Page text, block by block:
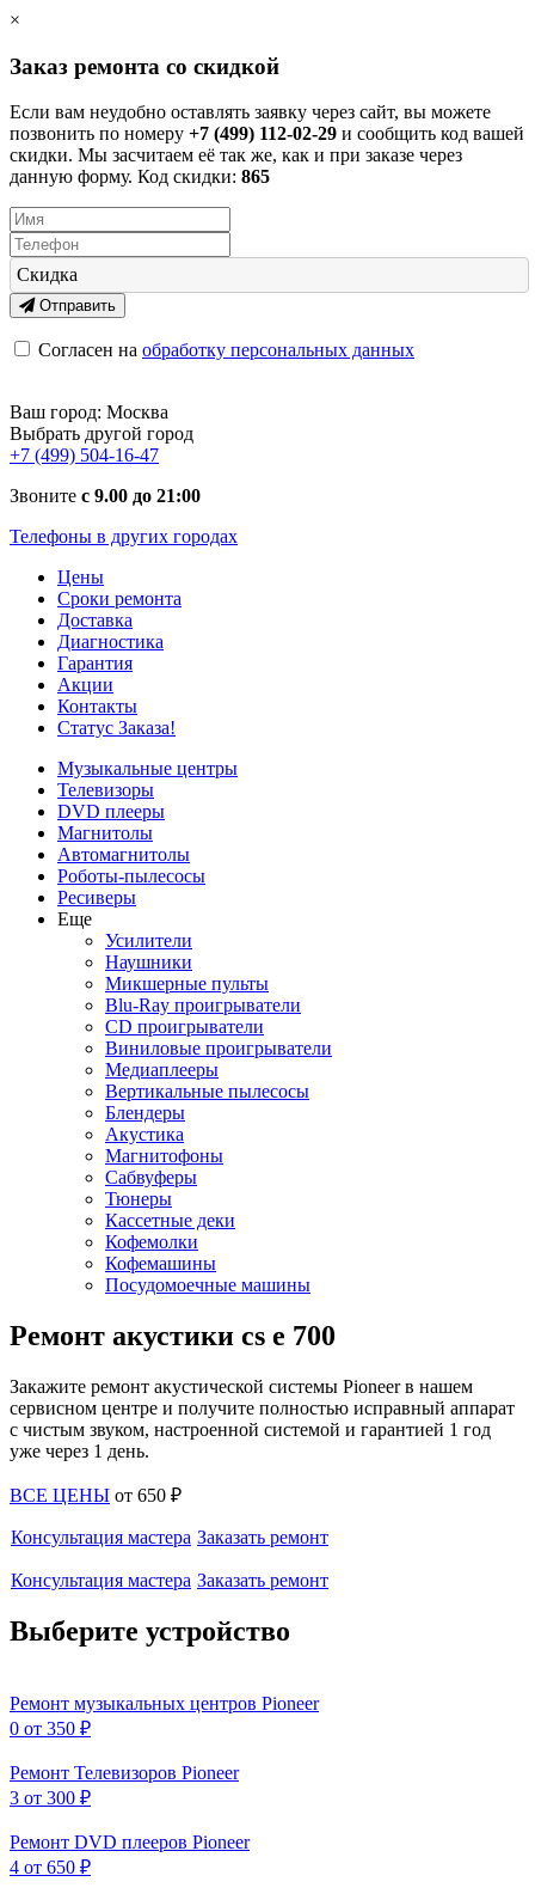
×
Заказ ремонта со скидкой
Если вам неудобно оставлять заявку через сайт, вы можете
позвонить по номеру +7 (499) 112-02-29 и сообщить код вашей
скидки. Мы засчитаем её так же, как и при заказе через
данную форму. Код скидки: 865
Скидка
Отправить
Согласен на обработку персональных данных
Ваш город: Москва
Выбрать другой город
+7 (499) 504-16-47
Звоните с 9.00 до 21:00
Телефоны в других городах
Цены
Сроки ремонта
Доставка
Диагностика
Гарантия
Акции
Контакты
Статус Заказа!
Музыкальные центры
Телевизоры
DVD плееры
Магнитолы
Автомагнитолы
Роботы-пылесосы
Ресиверы
Еще
Усилители
Наушники
Микшерные пульты
Blu-Ray проигрыватели
CD проигрыватели
Виниловые проигрыватели
Медиаплееры
Вертикальные пылесосы
Блендеры
Акустика
Магнитофоны
Сабвуферы
Тюнеры
Кассетные деки
Кофемолки
Кофемашины
Посудомоечные машины
Ремонт акустики cs e 700
Закажите ремонт акустической системы Pioneer в нашем
сервисном центре и получите полностью исправный аппарат
с чистым звуком, настроенной системой и гарантией 1 год
уже через 1 день.
ВСЕ ЦЕНЫ от 650 ₽
Консультация мастера Заказать ремонт
Консультация мастера Заказать ремонт
Выберите устройство
Ремонт музыкальных центров Pioneer
0 от 350 ₽
Ремонт Телевизоров Pioneer
3 от 300 ₽
Ремонт DVD плееров Pioneer
4 от 650 ₽